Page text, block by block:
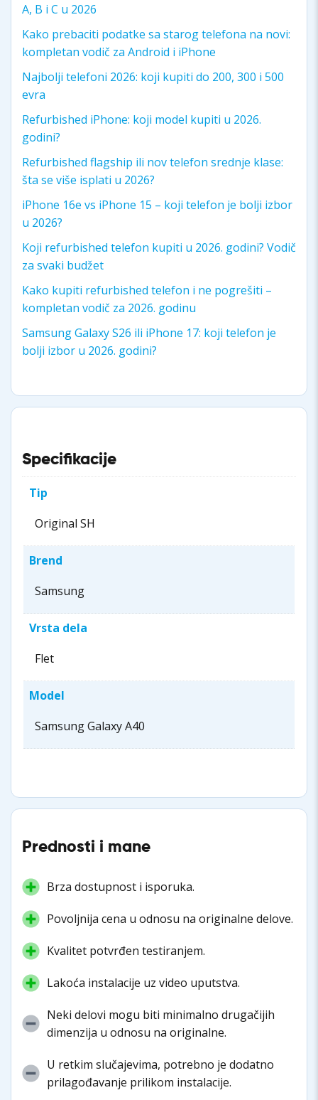
A, B i C u 2026
Kako prebaciti podatke sa starog telefona na novi:
kompletan vodič za Android i iPhone
Najbolji telefoni 2026: koji kupiti do 200, 300 i 500
evra
Refurbished iPhone: koji model kupiti u 2026.
godini?
Refurbished flagship ili nov telefon srednje klase:
šta se više isplati u 2026?
iPhone 16e vs iPhone 15 – koji telefon je bolji izbor
u 2026?
Koji refurbished telefon kupiti u 2026. godini? Vodič
za svaki budžet
Kako kupiti refurbished telefon i ne pogrešiti –
kompletan vodič za 2026. godinu
Samsung Galaxy S26 ili iPhone 17: koji telefon je
bolji izbor u 2026. godini?
Specifikacije
Tip
Original SH
Brend
Samsung
Vrsta dela
Flet
Model
Samsung Galaxy A40
Prednosti i mane
Brza dostupnost i isporuka.
Povoljnija cena u odnosu na originalne delove.
Kvalitet potvrđen testiranjem.
Lakoća instalacije uz video uputstva.
Neki delovi mogu biti minimalno drugačijih
dimenzija u odnosu na originalne.
U retkim slučajevima, potrebno je dodatno
prilagođavanje prilikom instalacije.